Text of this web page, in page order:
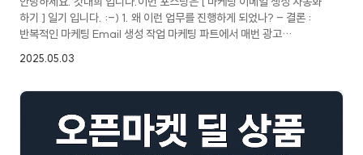
하기 ] 일기 입니다. :-) 1. 왜 이런 업무를 진행하게 되었나? - 결론 :
반복적인 마케팅 Email 생성 작업 마케팅 파트에서 매번 광고
직접 캡처한 뒤 HTML로 퍼블리싱하는 수작업을 반복하고 있었다고
2~3시간이 소요되며, 사람에 따라 퍼블리싱 퀄리티가 들쑥날쑥한
문제도 있었을 것 같다. 이 부분에 대한 자동화 니즈는 있었지만, 업무
우선순위에 계속 밀리게 되었고, 어쩌다 보니 담당 파트는 아니지만
급하게 진행해주게 되었다.제대로된 업무 자동화는 담당 파트에서
2025.05.03